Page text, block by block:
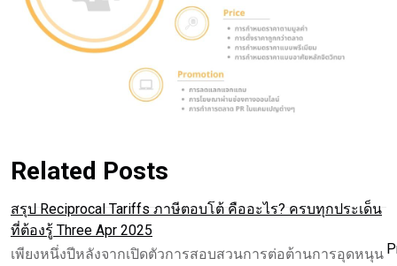
Related Posts
สรุป Reciprocal Tariffs ภาษีตอบโต้ คืออะไร? ครบทุกประเด็น
ที่ต้องรู้ Three Apr 2025
เพียงหนึ่งปีหลังจากเปิดตัวการสอบสวนการต่อต้านการอุดหนุน